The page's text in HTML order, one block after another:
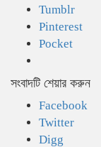
Tumblr
Pinterest
Pocket
সংবাদটি শেয়ার করুন
Facebook
Twitter
Digg